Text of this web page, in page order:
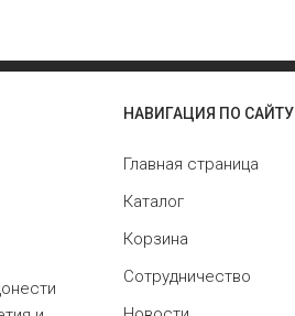
НАВИГАЦИЯ ПО САЙТУ
Главная страница
Каталог
Корзина
Сотрудничество